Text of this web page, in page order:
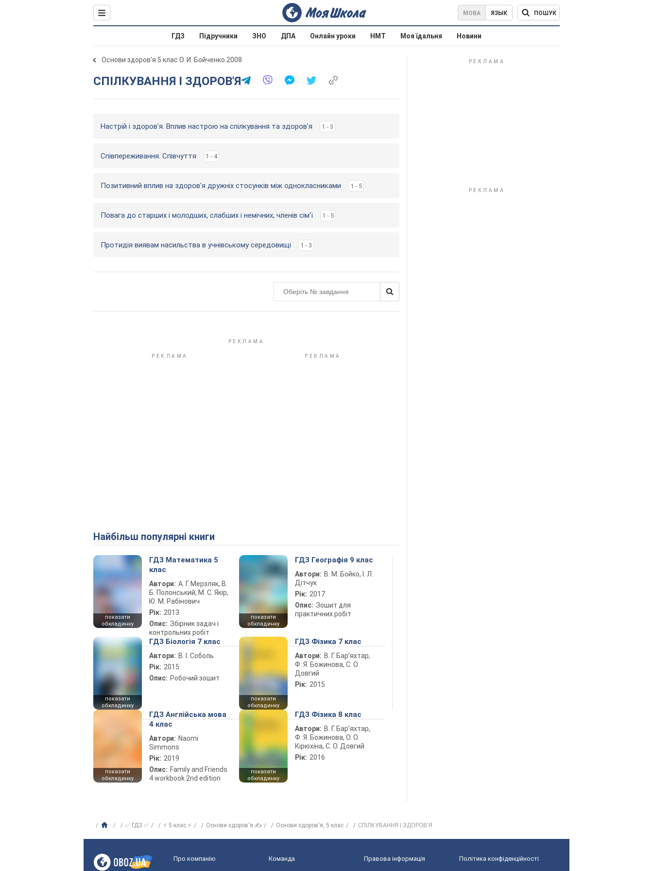
МОВА ЯЗЫК ПОШУК
ГДЗ Підручники ЗНО ДПА Онлайн уроки НМТ Моя їдальня Новини
Основи здоров'я 5 клас О. И. Бойченко 2008
СПІЛКУВАННЯ І ЗДОРОВ'Я
Настрій і здоров'я. Вплив настрою на спілкування та здоров'я 1 - 3
Співпереживання. Співчуття 1 - 4
Позитивний вплив на здоров'я дружніх стосунків між однокласниками 1 - 5
Повага до старших і молодших, слабших і немічних, членів сім'ї 1 - 5
Протидія виявам насильства в учнівському середовищі 1 - 3
Найбільш популярні книги
показати
обкладинку
ГДЗ Математика 5
клас
Автори: А. Г. Мерзляк, В.
Б. Полонський, М. С. Якір,
Ю. М. Рабінович
Рік: 2013
Опис: Збірник задач і
контрольних робіт
показати
обкладинку
ГДЗ Географія 9 клас
Автори: В. М. Бойко, І. Л.
Дітчук
Рік: 2017
Опис: Зошит для
практичних робіт
показати
обкладинку
ГДЗ Біологія 7 клас
Автори: В. І. Соболь
Рік: 2015
Опис: Робочий зошит
показати
обкладинку
ГДЗ Фізика 7 клас
Автори: В. Г. Бар’яхтар,
Ф. Я. Божинова, С. О.
Довгий
Рік: 2015
показати
обкладинку
ГДЗ Англійська мова
4 клас
Автори: Naomi
Simmons
Рік: 2019
Опис: Family and Friends
4 workbook 2nd edition
показати
обкладинку
ГДЗ Фізика 8 клас
Автори: В. Г. Бар’яхтар,
Ф. Я. Божинова, О. О.
Кірюхіна, С. О. Довгий
Рік: 2016
✅ ГДЗ ✅ ⚡ 5 клас ⚡ Основи здоров'я ✍ Основи здоров'я, 5 клас СПІЛКУВАННЯ І ЗДОРОВ'Я
Про компанію Команда Правова інформація Політика конфіденційності